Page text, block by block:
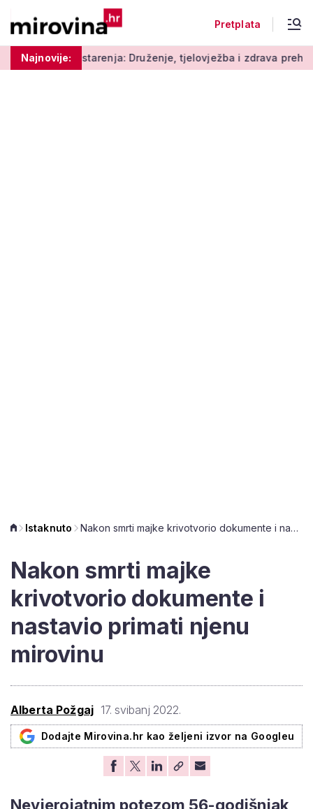
Pretplata
Najnovije:Druženje, tjelovježba i zdrava prehrana za
Istaknuto Nakon smrti majke krivotvorio dokumente i nastavio primati njenu mirovinu
Nakon smrti majke
krivotvorio dokumente i
nastavio primati njenu
mirovinu
Alberta Požgaj 17. svibanj 2022.
Dodajte Mirovina.hr kao željeni izvor na Googleu
Nevjerojatnim potezom 56-godišnjak